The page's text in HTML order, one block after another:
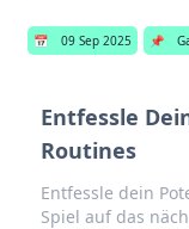
📅 09 Sep 2025 📌
Entfessle
Routines
Entfessle dein
Spiel auf das